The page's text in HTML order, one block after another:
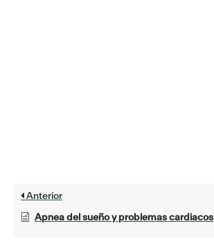
Anterior
Apnea del sueño y problemas cardiacos